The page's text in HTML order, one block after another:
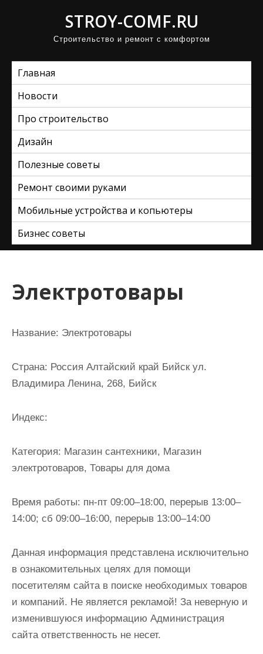
STROY-COMF.RU
Строительство и ремонт с комфортом
Главная
Новости
Про строительство
Дизайн
Полезные советы
Ремонт своими руками
Мобильные устройства и копьютеры
Бизнес советы
Электротовары
Название: Электротовары
Страна: Россия Алтайский край Бийск ул.
Владимира Ленина, 268, Бийск
Индекс:
Категория: Магазин сантехники, Магазин
электротоваров, Товары для дома
Время работы: пн-пт 09:00–18:00, перерыв 13:00–
14:00; сб 09:00–16:00, перерыв 13:00–14:00
Данная информация представлена исключительно
в ознакомительных целях для помощи
посетителям сайта в поиске необходимых товаров
и компаний. Не является рекламой! За неверную и
изменившуюся информацию Администрация
сайта ответственность не несет.